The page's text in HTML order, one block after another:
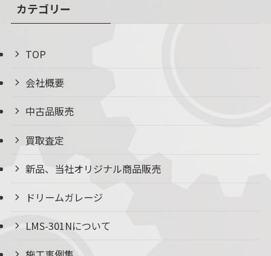
カテゴリー
TOP
会社概要
中古品販売
買取査定
新品、当社オリジナル商品販売
ドリームガレージ
LMS-301Nについて